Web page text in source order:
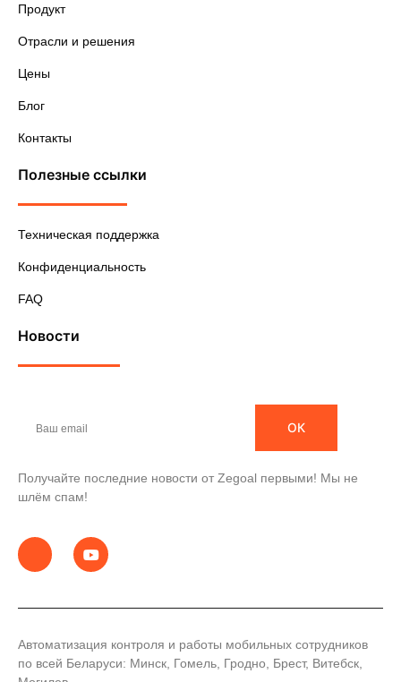
Продукт
Отрасли и решения
Цены
Блог
Контакты
Полезные ссылки
Техническая поддержка
Конфиденциальность
FAQ
Новости
ОК
Получайте последние новости от Zegoal первыми! Мы не
шлём спам!
Автоматизация контроля и работы мобильных сотрудников
по всей Беларуси: Минск, Гомель, Гродно, Брест, Витебск,